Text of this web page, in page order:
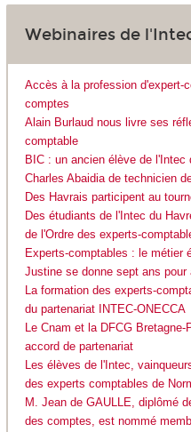
Webinaires de
Accès à la profession d'expert-
comptes
Alain Burlaud nous livre ses
comptable
BIC : un ancien élève de
Charles Abaidia de technicien
Des Havrais participent au
Des étudiants de l'Intec du
de l'Ordre des experts-
Experts-comptables : le métier
Justine se donne sept ans
La formation des experts-
du partenariat INTEC-ONECCA
Le Cnam et la DFCG
accord de partenariat
Les élèves de l'Intec,
des experts comptables de
M. Jean de GAULLE, diplômé
des comptes, est nommé